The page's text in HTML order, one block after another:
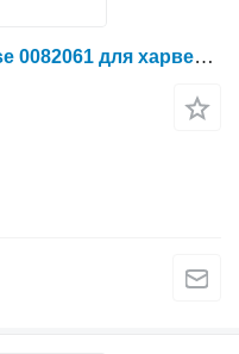
Гидрораспределитель Ponsse 0082061 для харвестера Ponsse Scorpion